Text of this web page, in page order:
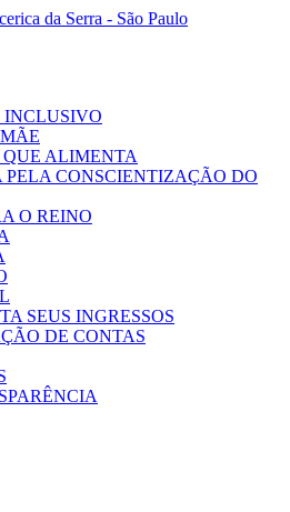
INCLUSIVO
ALIMENTA
CONSCIENTIZAÇÃO DO
O REINO
SEUS INGRESSOS
DE CONTAS